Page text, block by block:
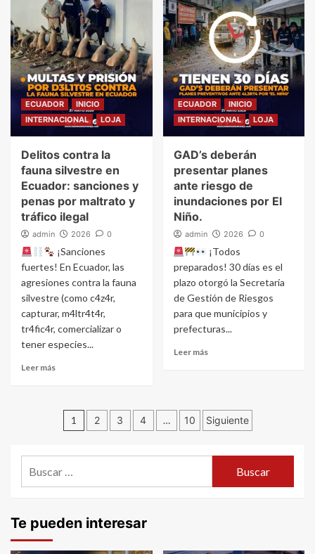
ECUADOR
INICIO
INTERNACIONAL
LOJA
Delitos contra la
fauna silvestre en
Ecuador: sanciones y
penas por maltrato y
tráfico ilegal
admin 2026 0
¡Sanciones
fuertes! En Ecuador, las
agresiones contra la fauna
silvestre (como c4z4r,
capturar, m4ltr4t4r,
tr4fic4r, comercializar o
tener especies...
Leer más
ECUADOR
INICIO
INTERNACIONAL
LOJA
GAD’s deberán
presentar planes
ante riesgo de
inundaciones por El
Niño.
admin 2026 0
¡Todos
preparados! 30 días es el
plazo otorgó la Secretaría
de Gestión de Riesgos
para que municipios y
prefecturas...
Leer más
Navegación
entradas
1 2 3 4 … 10 Siguiente
Te pueden interesar